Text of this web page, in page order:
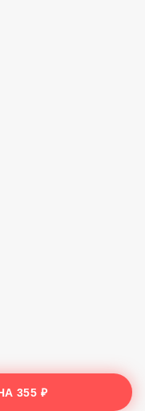
355 ₽